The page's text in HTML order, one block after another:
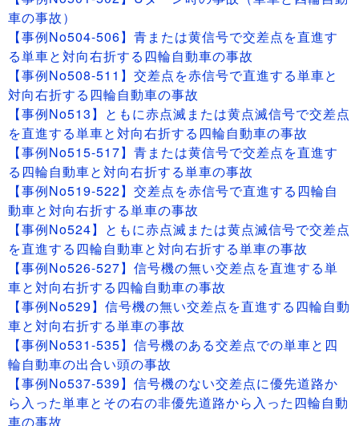
車の事故）
【事例No504-506】青または黄信号で交差点を直進す
る単車と対向右折する四輪自動車の事故
【事例No508-511】交差点を赤信号で直進する単車と
対向右折する四輪自動車の事故
【事例No513】ともに赤点滅または黄点滅信号で交差点
を直進する単車と対向右折する四輪自動車の事故
【事例No515-517】青または黄信号で交差点を直進す
る四輪自動車と対向右折する単車の事故
【事例No519-522】交差点を赤信号で直進する四輪自
動車と対向右折する単車の事故
【事例No524】ともに赤点滅または黄点滅信号で交差点
を直進する四輪自動車と対向右折する単車の事故
【事例No526-527】信号機の無い交差点を直進する単
車と対向右折する四輪自動車の事故
【事例No529】信号機の無い交差点を直進する四輪自動
車と対向右折する単車の事故
【事例No531-535】信号機のある交差点での単車と四
輪自動車の出合い頭の事故
【事例No537-539】信号機のない交差点に優先道路か
ら入った単車とその右の非優先道路から入った四輪自動
車の事故